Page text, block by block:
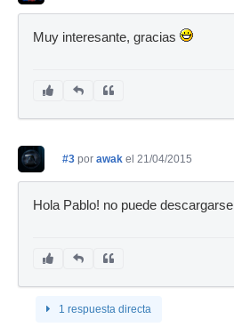
Muy interesante, gracias
#3 por awak el 21/04/2015
Hola Pablo! no puede
1 respuesta directa